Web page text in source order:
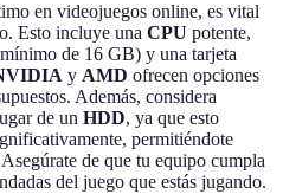
en videojuegos online, es vital
Esto incluye una CPU potente,
de 16 GB) y una tarjeta
y AMD ofrecen opciones
Además, considera
de un HDD, ya que esto
permitiéndote
de que tu equipo cumpla
del juego que estás jugando.